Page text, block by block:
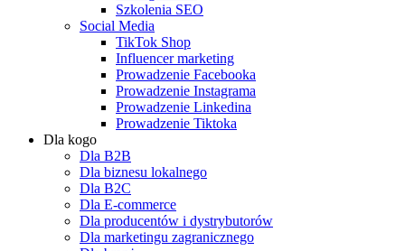
Szkolenia SEO
Social Media
TikTok Shop
Influencer marketing
Prowadzenie Facebooka
Prowadzenie Instagrama
Prowadzenie Linkedina
Prowadzenie Tiktoka
Dla kogo
Dla B2B
Dla biznesu lokalnego
Dla B2C
Dla E-commerce
Dla producentów i dystrybutorów
Dla marketingu zagranicznego